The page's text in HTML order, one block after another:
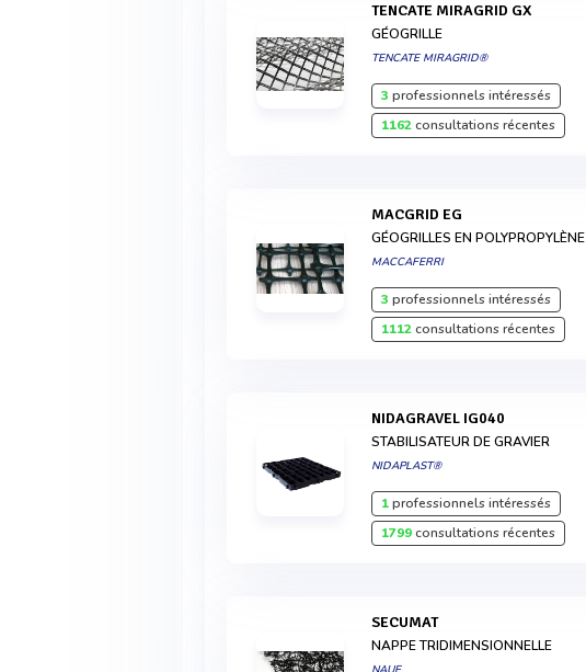
TENCATE MIRAGRID GX
GÉOGRILLE
TENCATE MIRAGRID®
3 professionnels intéressés
1162consultations récentes
MACGRID EG
GÉOGRILLES EN POLYPROPYLÈNE
MACCAFERRI
3 professionnels intéressés
1112consultations récentes
NIDAGRAVEL IG040
STABILISATEUR DE GRAVIER
NIDAPLAST®
1professionnels intéressés
1799consultations récentes
SECUMAT
NAPPE TRIDIMENSIONNELLE